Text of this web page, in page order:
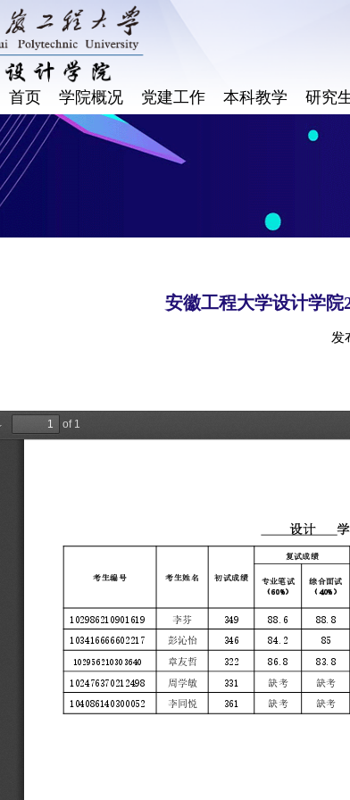
首页 学院概况 党建工作 本科教学 研究
安徽工程大学设计学院
发